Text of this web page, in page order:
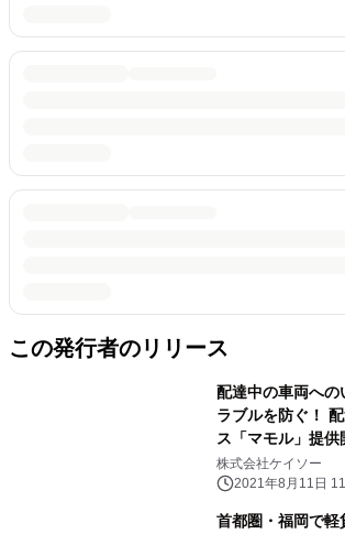
この発行者のリリース
配達中の車両への
ラブルを防ぐ！
ス「マモル」提供
株式会社ケイソー
2021年8月11日
首都圏・福岡で軽